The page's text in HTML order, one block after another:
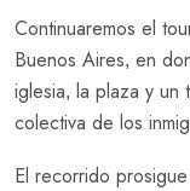
Continuaremos el
Buenos Aires, en
iglesia, la plaza y un
colectiva de los
El recorrido